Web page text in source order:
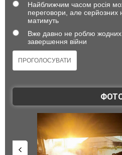
Найближчим часом росія
переговори, але серйозних
матимуть
Вже давно не роблю жодних
завершення війни